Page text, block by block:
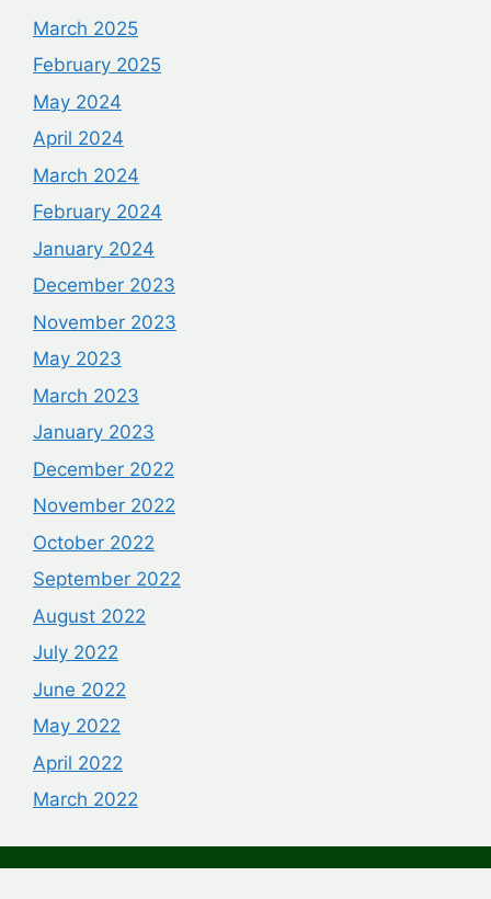
March 2025
February 2025
May 2024
April 2024
March 2024
February 2024
January 2024
December 2023
November 2023
May 2023
March 2023
January 2023
December 2022
November 2022
October 2022
September 2022
August 2022
July 2022
June 2022
May 2022
April 2022
March 2022